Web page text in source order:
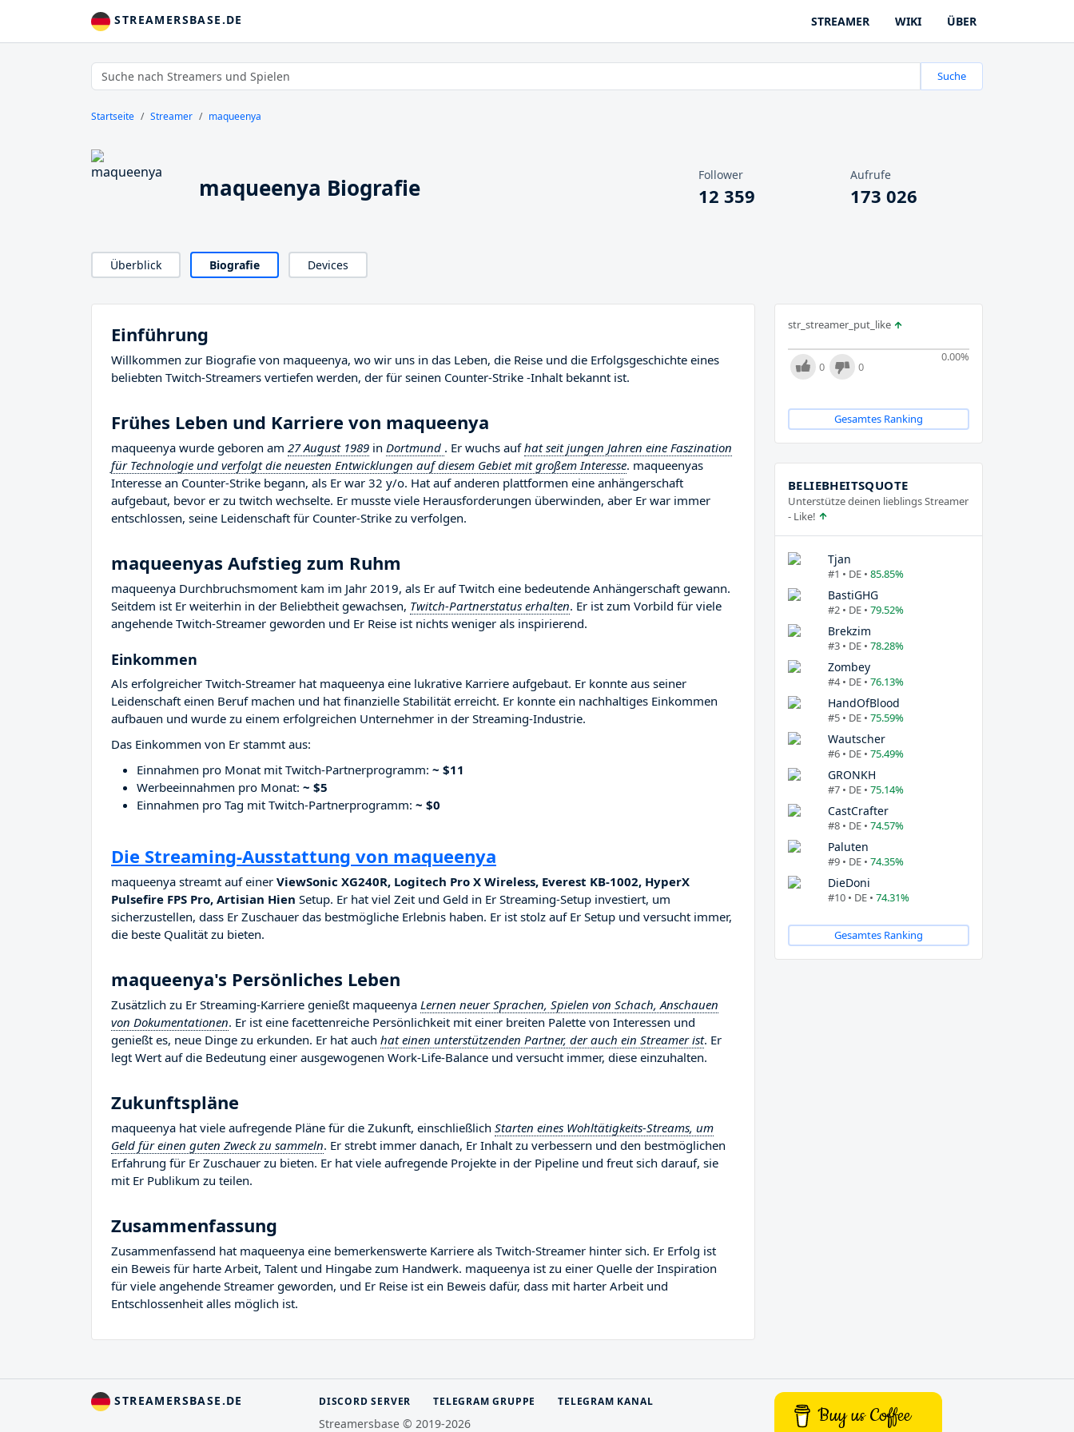
STREAMERSBASE.DE STREAMER WIKI ÜBER
Suche
Startseite Streamer maqueenya
maqueenya Biografie Follower
12 359
Aufrufe
173 026
Überblick Biografie Devices
Einführung
Willkommen zur Biografie von maqueenya, wo wir uns in das Leben, die Reise und die Erfolgsgeschichte eines
beliebten Twitch-Streamers vertiefen werden, der für seinen Counter-Strike -Inhalt bekannt ist.
Frühes Leben und Karriere von maqueenya
maqueenya wurde geboren am 27 August 1989 in Dortmund . Er wuchs aufhat seit jungen Jahren eine Faszination
für Technologie und verfolgt die neuesten Entwicklungen auf diesem Gebiet mit großem Interesse. maqueenyas
Interesse an Counter-Strike begann, als Er war 32 y/o. Hat auf anderen plattformen eine anhängerschaft
aufgebaut, bevor er zu twitch wechselte. Er musste viele Herausforderungen überwinden, aber Er war immer
entschlossen, seine Leidenschaft für Counter-Strike zu verfolgen.
maqueenyas Aufstieg zum Ruhm
maqueenya Durchbruchsmoment kam im Jahr 2019, als Er auf Twitch eine bedeutende Anhängerschaft gewann.
Seitdem ist Er weiterhin in der Beliebtheit gewachsen, Twitch-Partnerstatus erhalten. Er ist zum Vorbild für viele
angehende Twitch-Streamer geworden und Er Reise ist nichts weniger als inspirierend.
Einkommen
Als erfolgreicher Twitch-Streamer hat maqueenya eine lukrative Karriere aufgebaut. Er konnte aus seiner
Leidenschaft einen Beruf machen und hat finanzielle Stabilität erreicht. Er konnte ein nachhaltiges Einkommen
aufbauen und wurde zu einem erfolgreichen Unternehmer in der Streaming-Industrie.
Das Einkommen von Er stammt aus:
Einnahmen pro Monat mit Twitch-Partnerprogramm: ~ $11
Werbeeinnahmen pro Monat: ~ $5
Einnahmen pro Tag mit Twitch-Partnerprogramm: ~ $0
Die Streaming-Ausstattung von maqueenya
maqueenya streamt auf einer ViewSonic XG240R, Logitech Pro X Wireless, Everest KB-1002, HyperX
Pulsefire FPS Pro, Artisian Hien Setup. Er hat viel Zeit und Geld in Er Streaming-Setup investiert, um
sicherzustellen, dass Er Zuschauer das bestmögliche Erlebnis haben. Er ist stolz auf Er Setup und versucht immer,
die beste Qualität zu bieten.
maqueenya's Persönliches Leben
Zusätzlich zu Er Streaming-Karriere genießt maqueenya Lernen neuer Sprachen, Spielen von Schach, Anschauen
von Dokumentationen. Er ist eine facettenreiche Persönlichkeit mit einer breiten Palette von Interessen und
genießt es, neue Dinge zu erkunden. Er hat auch hat einen unterstützenden Partner, der auch ein Streamer ist. Er
legt Wert auf die Bedeutung einer ausgewogenen Work-Life-Balance und versucht immer, diese einzuhalten.
Zukunftspläne
maqueenya hat viele aufregende Pläne für die Zukunft, einschließlich Starten eines Wohltätigkeits-Streams, um
Geld für einen guten Zweck zu sammeln. Er strebt immer danach, Er Inhalt zu verbessern und den bestmöglichen
Erfahrung für Er Zuschauer zu bieten. Er hat viele aufregende Projekte in der Pipeline und freut sich darauf, sie
mit Er Publikum zu teilen.
Zusammenfassung
Zusammenfassend hat maqueenya eine bemerkenswerte Karriere als Twitch-Streamer hinter sich. Er Erfolg ist
ein Beweis für harte Arbeit, Talent und Hingabe zum Handwerk. maqueenya ist zu einer Quelle der Inspiration
für viele angehende Streamer geworden, und Er Reise ist ein Beweis dafür, dass mit harter Arbeit und
Entschlossenheit alles möglich ist.
str_streamer_put_like
0.00%
0 0
Gesamtes Ranking
BELIEBHEITSQUOTE
Unterstütze deinen lieblings Streamer
- Like!
Tjan
#1 • DE • 85.85%
BastiGHG
#2 • DE • 79.52%
Brekzim
#3 • DE • 78.28%
Zombey
#4 • DE • 76.13%
HandOfBlood
#5 • DE • 75.59%
Wautscher
#6 • DE • 75.49%
GRONKH
#7 • DE • 75.14%
CastCrafter
#8 • DE • 74.57%
Paluten
#9 • DE • 74.35%
DieDoni
#10 • DE • 74.31%
Gesamtes Ranking
STREAMERSBASE.DE DISCORD SERVER TELEGRAM GRUPPE TELEGRAM KANAL
Streamersbase © 2019-2026 Buy us Coffee